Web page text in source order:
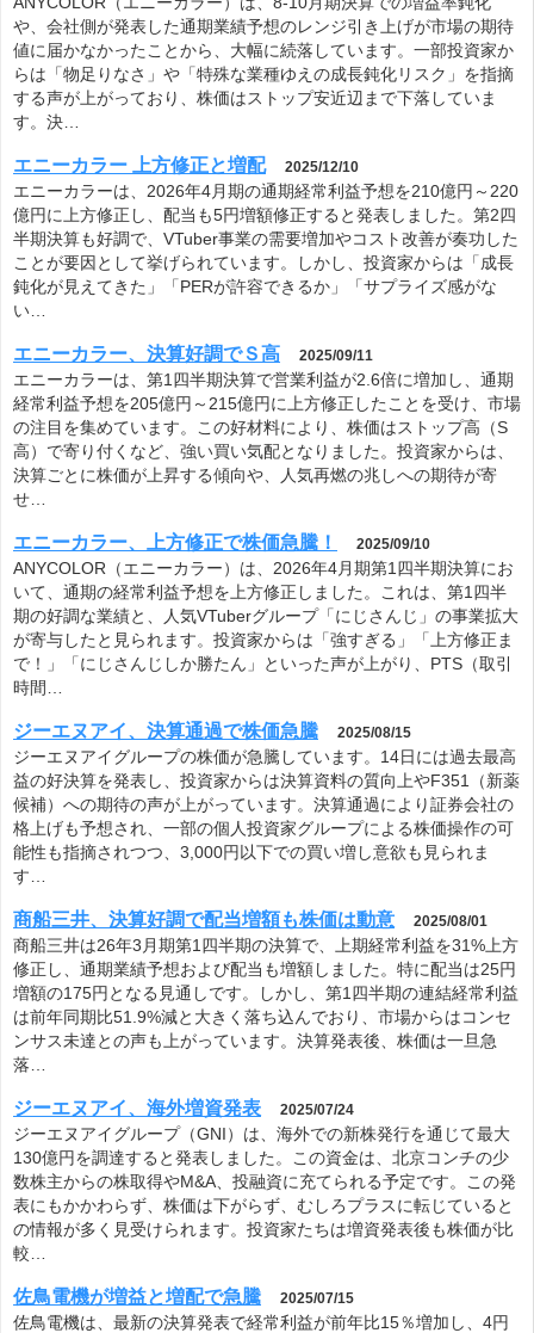
や、会社側が発表した通期業績予想のレンジ引き上げが市場の期待
値に届かなかったことから、大幅に続落しています。一部投資家か
らは「物足りなさ」や「特殊な業種ゆえの成長鈍化リスク」を指摘
する声が上がっており、株価はストップ安近辺まで下落していま
す。決…
エニーカラー 上方修正と増配 2025/12/10
エニーカラーは、2026年4月期の通期経常利益予想を210億円～220
億円に上方修正し、配当も5円増額修正すると発表しました。第2四
半期決算も好調で、VTuber事業の需要増加やコスト改善が奏功した
ことが要因として挙げられています。しかし、投資家からは「成長
鈍化が見えてきた」「PERが許容できるか」「サプライズ感がな
い…
エニーカラー、決算好調でＳ高 2025/09/11
エニーカラーは、第1四半期決算で営業利益が2.6倍に増加し、通期
経常利益予想を205億円～215億円に上方修正したことを受け、市場
の注目を集めています。この好材料により、株価はストップ高（S
高）で寄り付くなど、強い買い気配となりました。投資家からは、
決算ごとに株価が上昇する傾向や、人気再燃の兆しへの期待が寄
せ…
エニーカラー、上方修正で株価急騰！ 2025/09/10
ANYCOLOR（エニーカラー）は、2026年4月期第1四半期決算にお
いて、通期の経常利益予想を上方修正しました。これは、第1四半
期の好調な業績と、人気VTuberグループ「にじさんじ」の事業拡大
が寄与したと見られます。投資家からは「強すぎる」「上方修正ま
で！」「にじさんじしか勝たん」といった声が上がり、PTS（取引
時間…
ジーエヌアイ、決算通過で株価急騰 2025/08/15
ジーエヌアイグループの株価が急騰しています。14日には過去最高
益の好決算を発表し、投資家からは決算資料の質向上やF351（新薬
候補）への期待の声が上がっています。決算通過により証券会社の
格上げも予想され、一部の個人投資家グループによる株価操作の可
能性も指摘されつつ、3,000円以下での買い増し意欲も見られま
す…
商船三井、決算好調で配当増額も株価は動意 2025/08/01
商船三井は26年3月期第1四半期の決算で、上期経常利益を31%上方
修正し、通期業績予想および配当も増額しました。特に配当は25円
増額の175円となる見通しです。しかし、第1四半期の連結経常利益
は前年同期比51.9%減と大きく落ち込んでおり、市場からはコンセ
ンサス未達との声も上がっています。決算発表後、株価は一旦急
落…
ジーエヌアイ、海外増資発表 2025/07/24
ジーエヌアイグループ（GNI）は、海外での新株発行を通じて最大
130億円を調達すると発表しました。この資金は、北京コンチの少
数株主からの株取得やM&A、投融資に充てられる予定です。この発
表にもかかわらず、株価は下がらず、むしろプラスに転じていると
の情報が多く見受けられます。投資家たちは増資発表後も株価が比
較…
佐鳥電機が増益と増配で急騰 2025/07/15
佐鳥電機は、最新の決算発表で経常利益が前年比15％増加し、4円